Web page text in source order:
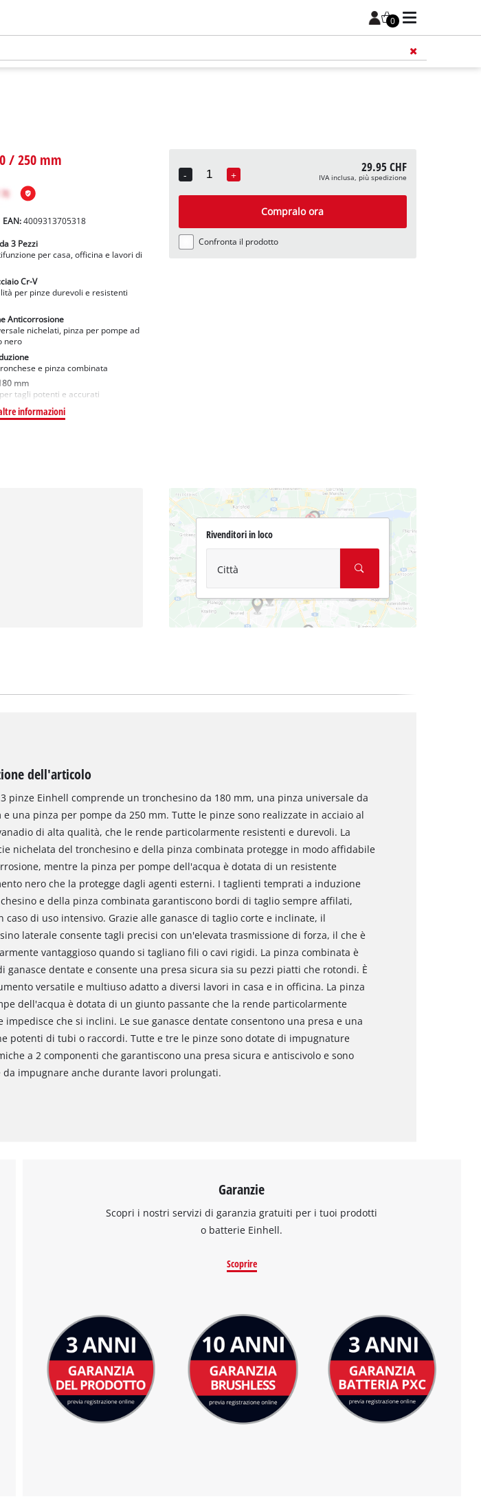
0
/ 250 mm
EAN:4009313705318
3 Pezzi
per casa, officina e lavori di
Cr-V
per pinze durevoli e resistenti
Anticorrosione
nichelati, pinza per pompe ad
nero
e pinza combinata
mm
tagli potenti e accurati
informazioni
-
Quantity
+ 29.95 CHF
IVA inclusa, più spedizione
Compralo ora
Confronta il prodotto
Rivenditori in loco
Città
del vostro permesso
Google Maps!
dell'articolo
pinze Einhell comprende un tronchesino da 180 mm, una pinza universale da
e una pinza per pompe da 250 mm. Tutte le pinze sono realizzate in acciaio al
di alta qualità, che le rende particolarmente resistenti e durevoli. La
nichelata del tronchesino e della pinza combinata protegge in modo affidabile
mentre la pinza per pompe dell'acqua è dotata di un resistente
nero che la protegge dagli agenti esterni. I taglienti temprati a induzione
e della pinza combinata garantiscono bordi di taglio sempre affilati,
caso di uso intensivo. Grazie alle ganasce di taglio corte e inclinate, il
laterale consente tagli precisi con un'elevata trasmissione di forza, il che è
vantaggioso quando si tagliano fili o cavi rigidi. La pinza combinata è
ganasce dentate e consente una presa sicura sia su pezzi piatti che rotondi. È
versatile e multiuso adatto a diversi lavori in casa e in officina. La pinza
dell'acqua è dotata di un giunto passante che la rende particolarmente
impedisce che si inclini. Le sue ganasce dentate consentono una presa e una
potenti di tubi o raccordi. Tutte e tre le pinze sono dotate di impugnature
a 2 componenti che garantiscono una presa sicura e antiscivolo e sono
da impugnare anche durante lavori prolungati.
Garanzie
Scopri i nostri servizi di garanzia gratuiti per i tuoi prodotti
o batterie Einhell.
Scoprire